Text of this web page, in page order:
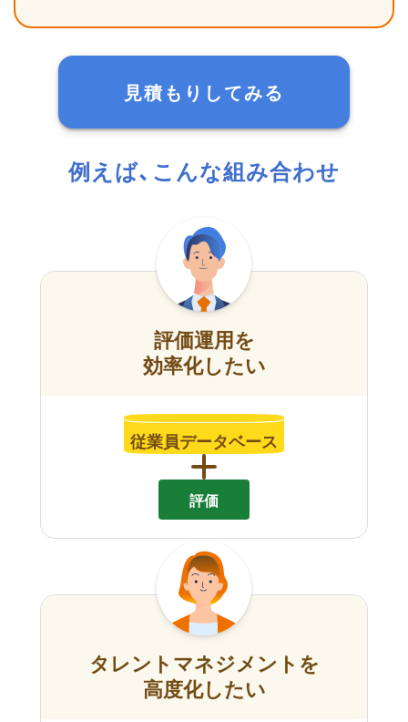
見積もりしてみる
例えば、こんな組み合わせ
評価運用を
効率化したい
従業員データベース
評価
タレントマネジメントを
高度化したい